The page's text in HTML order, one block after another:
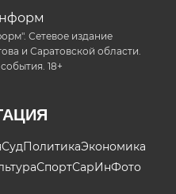
Сетевое издание
и Саратовской области.
18+
СудПолитикаЭкономика
СпортСарИнФото